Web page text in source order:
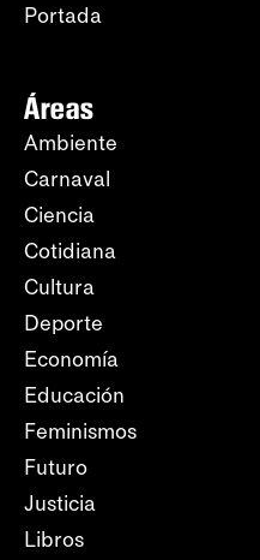
Portada
Áreas
Ambiente
Carnaval
Ciencia
Cotidiana
Cultura
Deporte
Economía
Educación
Feminismos
Futuro
Justicia
Libros